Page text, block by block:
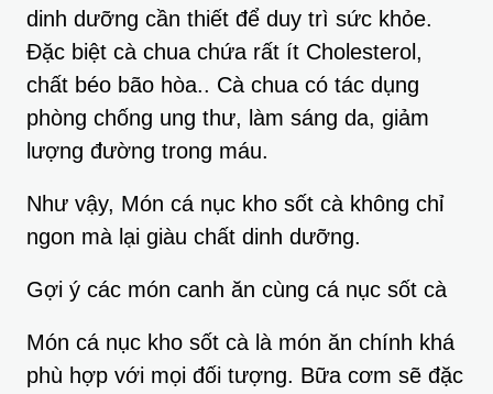
dinh dưỡng cần thiết để duy trì sức khỏe.
Đặc biệt cà chua chứa rất ít Cholesterol,
chất béo bão hòa.. Cà chua có tác dụng
phòng chống ung thư, làm sáng da, giảm
lượng đường trong máu.
Như vậy, Món cá nục kho sốt cà không chỉ
ngon mà lại giàu chất dinh dưỡng.
Gợi ý các món canh ăn cùng cá nục sốt cà
Món cá nục kho sốt cà là món ăn chính khá
phù hợp với mọi đối tượng. Bữa cơm sẽ đặc